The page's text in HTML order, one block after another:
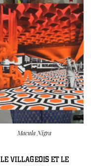
Macula Nigra
LE VILLAGEOIS ET LE